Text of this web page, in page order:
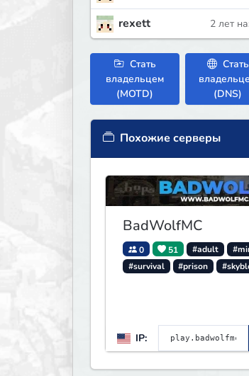
rexett 2 лет
Стать
владельцем
(MOTD)
Стать
(DNS)
Похожие серверы
BadWolfMC
0 51 #adult
#survival
#prison
IP: